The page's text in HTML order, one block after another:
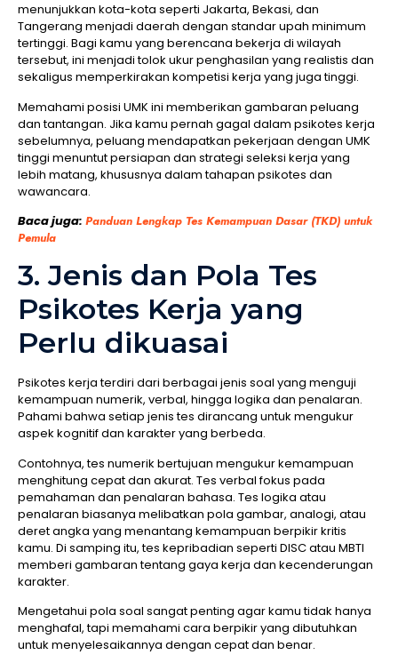
menunjukkan kota-kota seperti Jakarta, Bekasi, dan
Tangerang menjadi daerah dengan standar upah minimum
tertinggi. Bagi kamu yang berencana bekerja di wilayah
tersebut, ini menjadi tolok ukur penghasilan yang realistis dan
sekaligus memperkirakan kompetisi kerja yang juga tinggi.
Memahami posisi UMK ini memberikan gambaran peluang
dan tantangan. Jika kamu pernah gagal dalam psikotes kerja
sebelumnya, peluang mendapatkan pekerjaan dengan UMK
tinggi menuntut persiapan dan strategi seleksi kerja yang
lebih matang, khususnya dalam tahapan psikotes dan
wawancara.
Baca juga: Panduan Lengkap Tes Kemampuan Dasar (TKD) untuk
Pemula
3. Jenis dan Pola Tes
Psikotes Kerja yang
Perlu dikuasai
Psikotes kerja terdiri dari berbagai jenis soal yang menguji
kemampuan numerik, verbal, hingga logika dan penalaran.
Pahami bahwa setiap jenis tes dirancang untuk mengukur
aspek kognitif dan karakter yang berbeda.
Contohnya, tes numerik bertujuan mengukur kemampuan
menghitung cepat dan akurat. Tes verbal fokus pada
pemahaman dan penalaran bahasa. Tes logika atau
penalaran biasanya melibatkan pola gambar, analogi, atau
deret angka yang menantang kemampuan berpikir kritis
kamu. Di samping itu, tes kepribadian seperti DISC atau MBTI
memberi gambaran tentang gaya kerja dan kecenderungan
karakter.
Mengetahui pola soal sangat penting agar kamu tidak hanya
menghafal, tapi memahami cara berpikir yang dibutuhkan
untuk menyelesaikannya dengan cepat dan benar.